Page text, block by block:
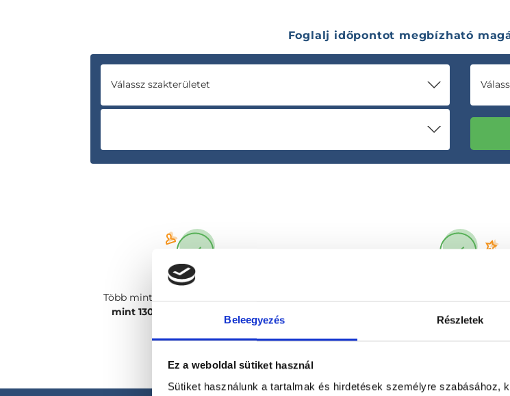
Beleegyezés Részletek
Ez a weboldal sütiket használ
Sütiket használunk a tartalmak és hirdetések személyre szabásához,
Foglalj időpontot megbízható
Válassz szakterületet
Több mint
mint 130 szakterületen